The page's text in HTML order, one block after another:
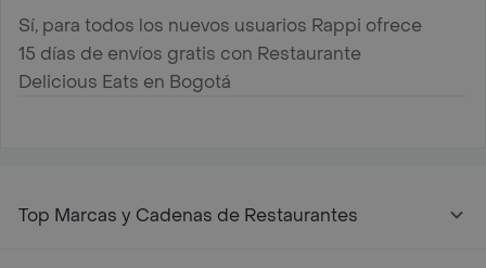
Sí, para todos los nuevos usuarios Rappi ofrece
15 días de envíos gratis con Restaurante
Delicious Eats en Bogotá
Top Marcas y Cadenas de Restaurantes